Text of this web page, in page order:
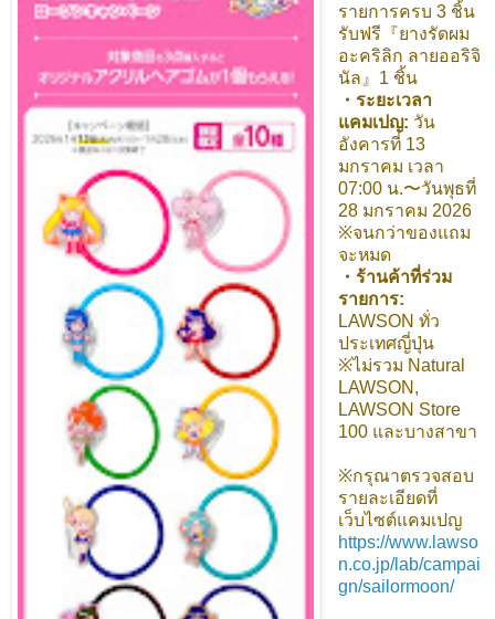
รายการครบ 3 ชิ้น
รับฟรี『ยางรัดผม
อะคริลิก ลายออริจิ
นัล』1 ชิ้น
・ระยะเวลา
แคมเปญ: วัน
อังคารที่ 13
มกราคม เวลา
07:00 น.〜วันพุธที่
28 มกราคม 2026
※จนกว่าของแถม
จะหมด
・ร้านค้าที่ร่วม
รายการ:
LAWSON ทั่ว
ประเทศญี่ปุ่น
※ไม่รวม Natural
LAWSON,
LAWSON Store
100 และบางสาขา
※กรุณาตรวจสอบ
รายละเอียดที่
เว็บไซต์แคมเปญ
https://www.lawso
n.co.jp/lab/campai
gn/sailormoon/